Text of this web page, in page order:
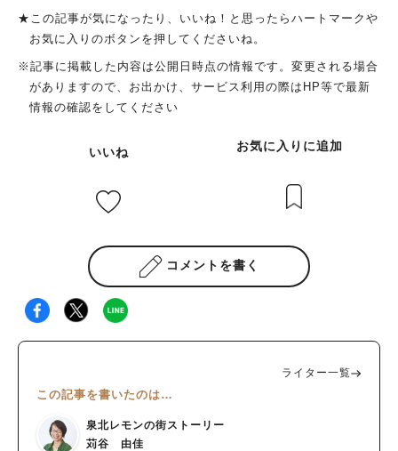
★この記事が気になったり、いいね！と思ったらハートマークや
お気に入りのボタンを押してくださいね。
※記事に掲載した内容は公開日時点の情報です。変更される場合
がありますので、お出かけ、サービス利用の際はHP等で最新
情報の確認をしてください
いいね お気に入りに追加
コメントを書く
ライター一覧
この記事を書いたのは…
泉北レモンの街ストーリー
苅谷 由佳